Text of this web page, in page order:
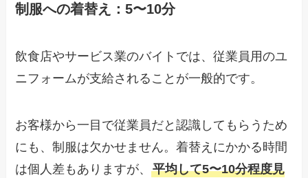
制服への着替え：5〜10分
飲食店やサービス業のバイトでは、従業員用のユ
ニフォームが支給されることが一般的です。
お客様から一目で従業員だと認識してもらうため
にも、制服は欠かせません。着替えにかかる時間
は個人差もありますが、平均して5〜10分程度見